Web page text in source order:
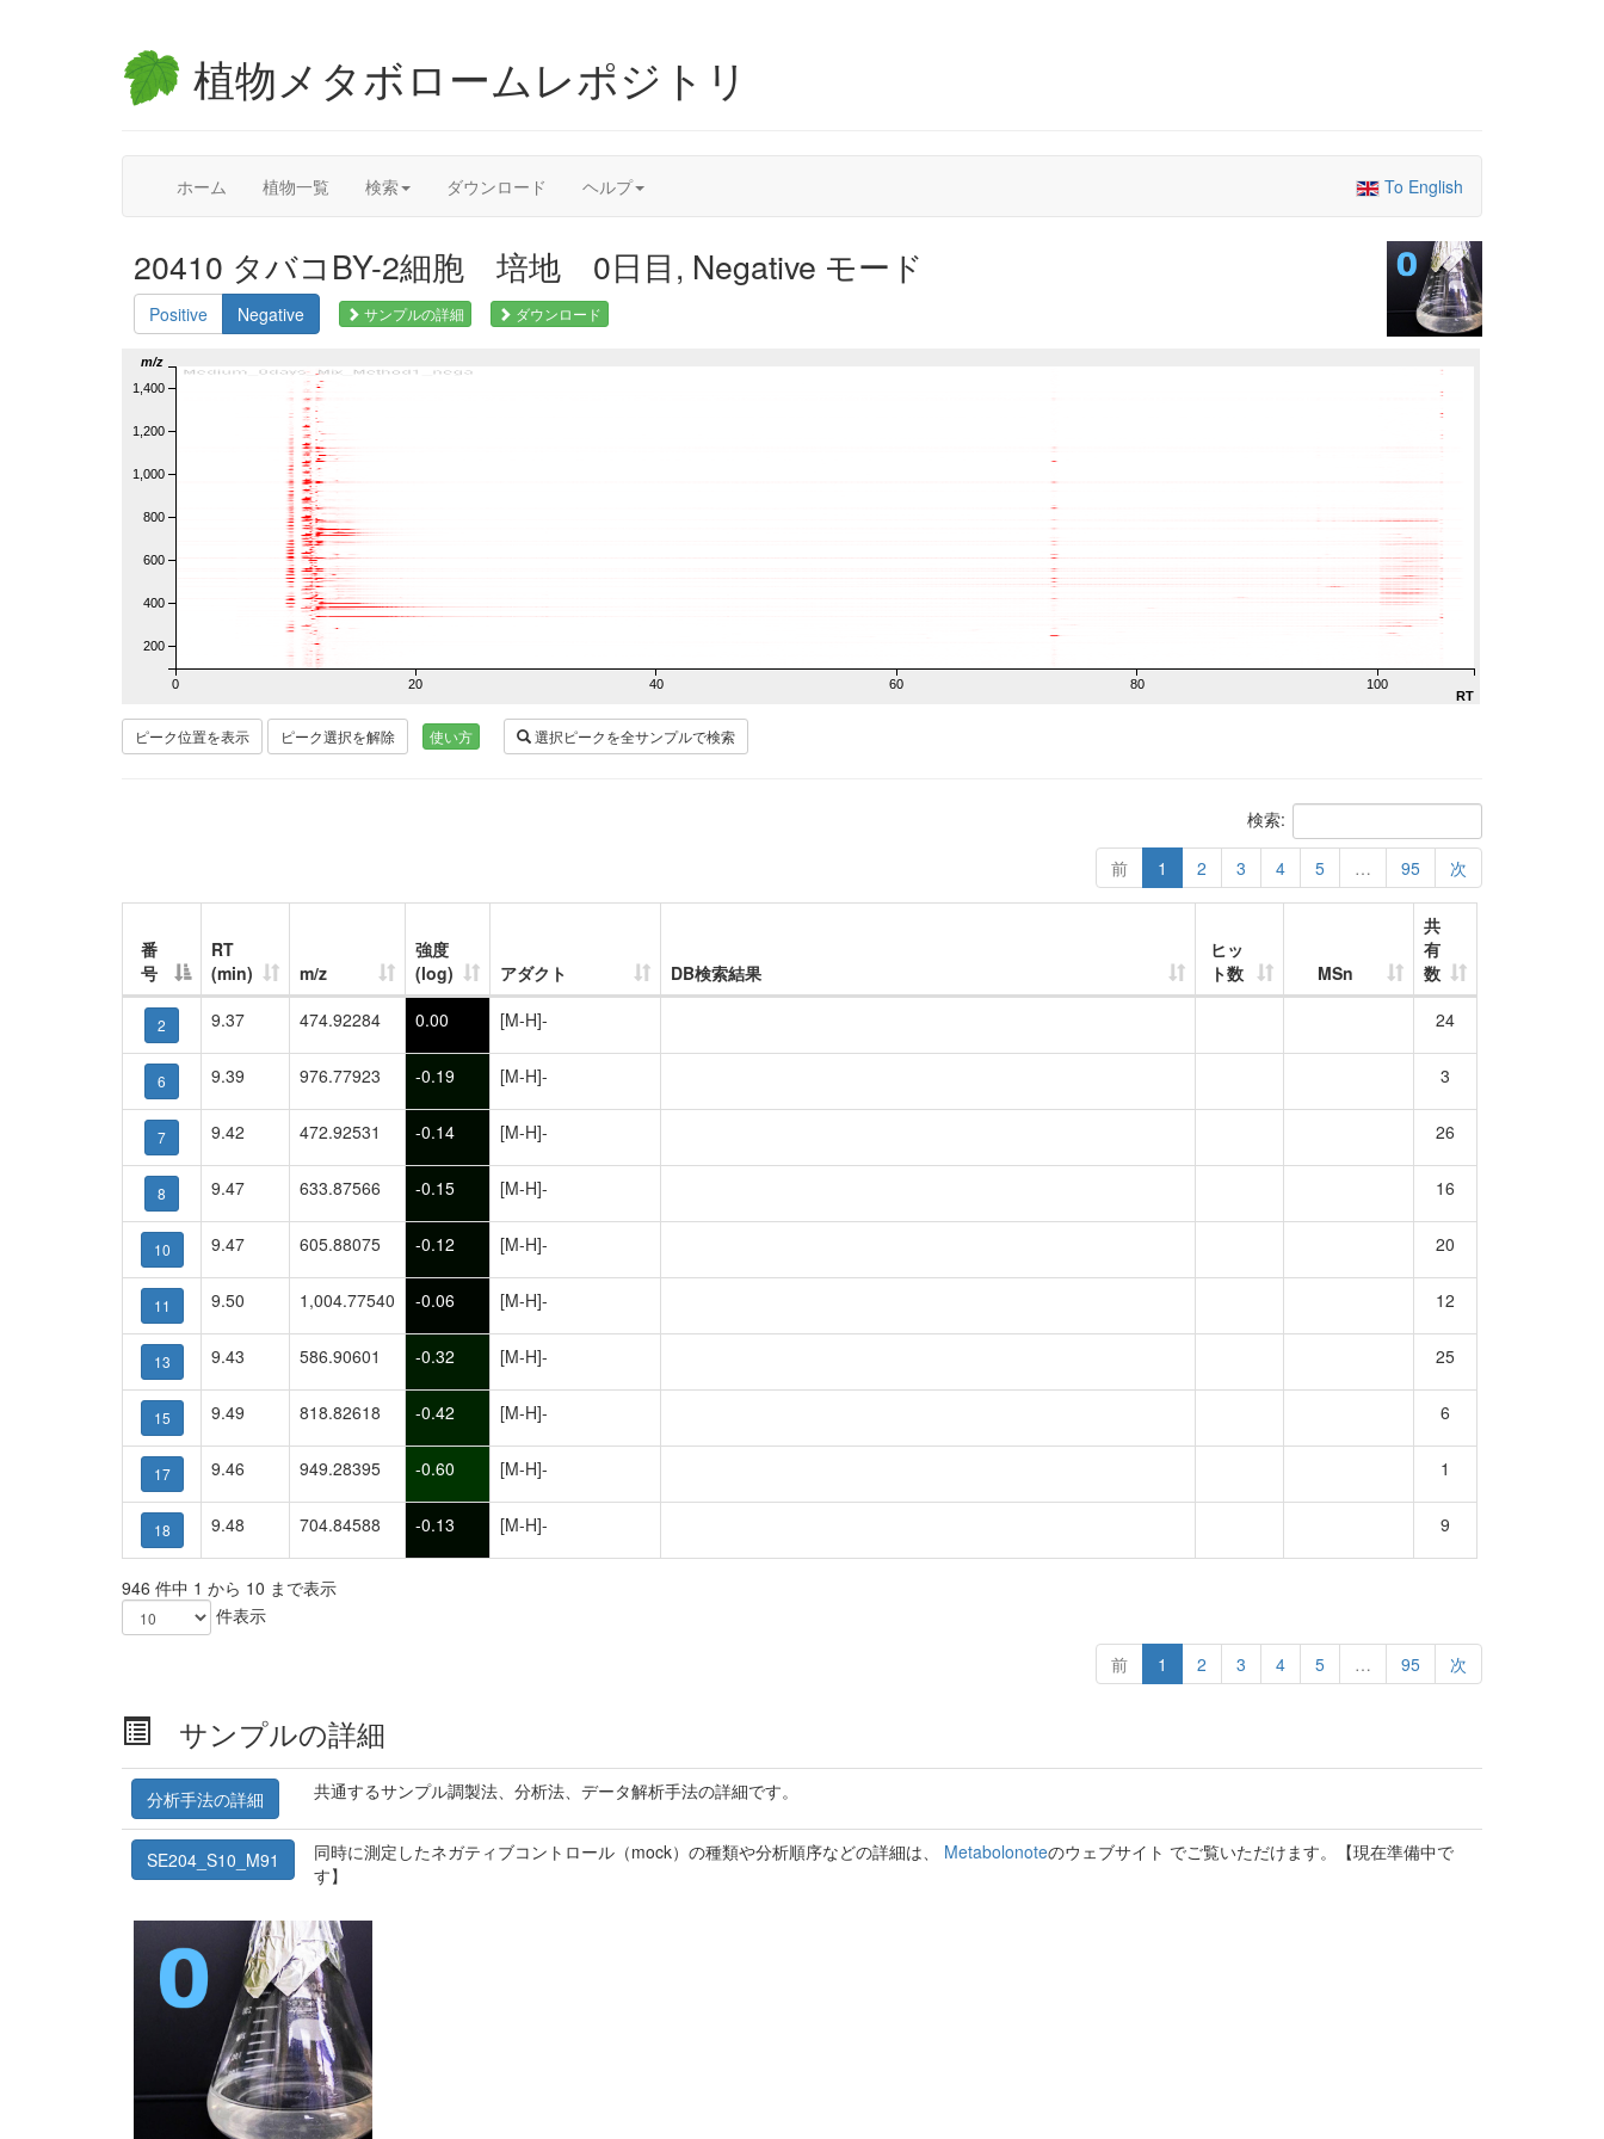
植物メタボロームレポジトリ
ホーム 植物一覧 検索 ダウンロード ヘルプ To English
20410 タバコBY-2細胞 培地 0日目, Negative モード
Positive Negative サンプルの詳細 ダウンロード
0 20 40 60 80 100
RT
200
400
600
800
1,000
1,200
1,400
m/z
ピーク位置を表示 ピーク選択を解除 使い方 選択ピークを全サンプルで検索
検索:
前 1 2 3 4 5 … 95 次
番
号
RT
(min)
m/z
強度
(log)
アダクト DB検索結果
ヒッ
ト数
MSn
共
有
数
2 9.37 474.92284 0.00 [M-H]- 24
6 9.39 976.77923 -0.19 [M-H]- 3
7 9.42 472.92531 -0.14 [M-H]- 26
8 9.47 633.87566 -0.15 [M-H]- 16
10 9.47 605.88075 -0.12 [M-H]- 20
11 9.50 1,004.77540 -0.06 [M-H]- 12
13 9.43 586.90601 -0.32 [M-H]- 25
15 9.49 818.82618 -0.42 [M-H]- 6
17 9.46 949.28395 -0.60 [M-H]- 1
18 9.48 704.84588 -0.13 [M-H]- 9
946 件中 1 から 10 まで表示
件表示
前 1 2 3 4 5 … 95 次
サンプルの詳細
分析手法の詳細 共通するサンプル調製法、分析法、データ解析手法の詳細です。
SE204_S10_M91 同時に測定したネガティブコントロール（mock）の種類や分析順序などの詳細は、 Metabolonoteのウェブサイト でご覧いただけます。【現在準備中で
す】